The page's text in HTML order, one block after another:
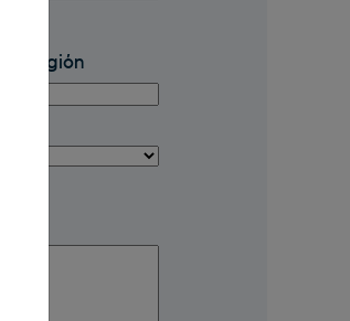
/ Región